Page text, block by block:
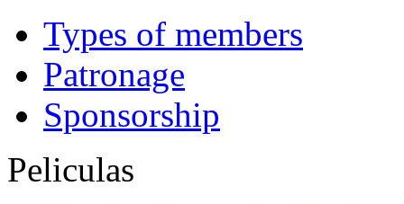
Types of members
Patronage
Sponsorship
Peliculas